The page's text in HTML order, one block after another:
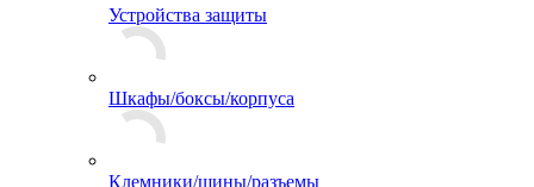
Устройства защиты
Шкафы/боксы/корпуса
Клемники/шины/разъемы